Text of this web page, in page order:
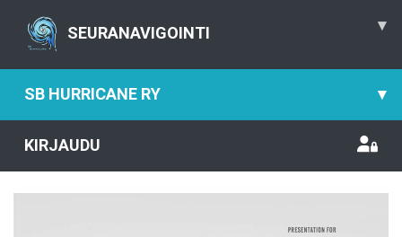
SEURANAVIGOINTI ▾
SB HURRICANE RY ▾
KIRJAUDU